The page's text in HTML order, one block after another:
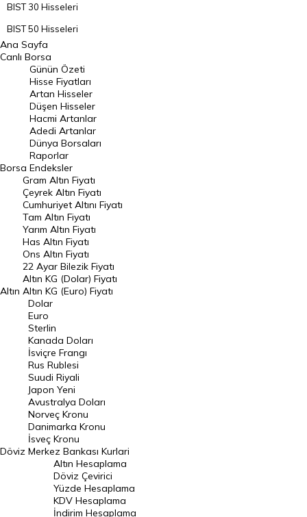
BIST 30 Hisseleri
BIST 50 Hisseleri
BIST 100 Hisseleri
En Çok Artan Hisseler
En Çok Düşen Hisseler
Hacmi Artanlar
Geçmiş Kapanışlar
Dünya Borsaları
Raporlar
Endeksler
DÖVİZ
Döviz Kuru
Dolar Kuru
Euro Kuru
Pound Kuru
Frank Kuru
Riyal Kuru
Avustralya Doları
Danimarka Kronu Kuru
Kanada Doları Kuru
Norveç Kronu Kuru
İsveç Kronu Kuru
Japon Yeni Kuru
Ana Sayfa
Canlı Borsa
Borsa
Günün Özeti
Hisse Fiyatları
Artan Hisseler
Düşen Hisseler
Hacmi Artanlar
Adedi Artanlar
Dünya Borsaları
Raporlar
Endeksler
Altın
Gram Altın Fiyatı
Çeyrek Altın Fiyatı
Cumhuriyet Altını Fiyatı
Tam Altın Fiyatı
Yarım Altın Fiyatı
Has Altın Fiyatı
Ons Altın Fiyatı
22 Ayar Bilezik Fiyatı
Altın KG (Dolar) Fiyatı
Altın KG (Euro) Fiyatı
Döviz
Dolar
Euro
Sterlin
Kanada Doları
İsviçre Frangı
Rus Rublesi
Suudi Riyali
Japon Yeni
Avustralya Doları
Norveç Kronu
Danimarka Kronu
İsveç Kronu
Merkez Bankası Kurlari
Altın Hesaplama
Döviz Çevirici
Yüzde Hesaplama
KDV Hesaplama
İndirim Hesaplama